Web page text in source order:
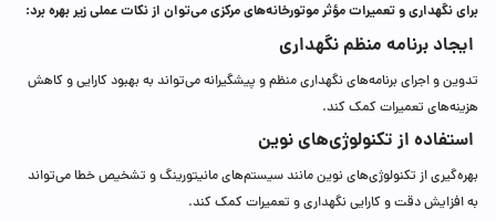
برای نگهداری و تعمیرات مؤثر موتورخانه‌های مرکزی می‌توان از نکات عملی زیر بهره برد:
ایجاد برنامه منظم نگهداری
تدوین و اجرای برنامه‌های نگهداری منظم و پیشگیرانه می‌تواند به بهبود کارایی و کاهش
هزینه‌های تعمیرات کمک کند.
استفاده از تکنولوژی‌های نوین
بهره‌گیری از تکنولوژی‌های نوین مانند سیستم‌های مانیتورینگ و تشخیص خطا می‌تواند
به افزایش دقت و کارایی نگهداری و تعمیرات کمک کند.